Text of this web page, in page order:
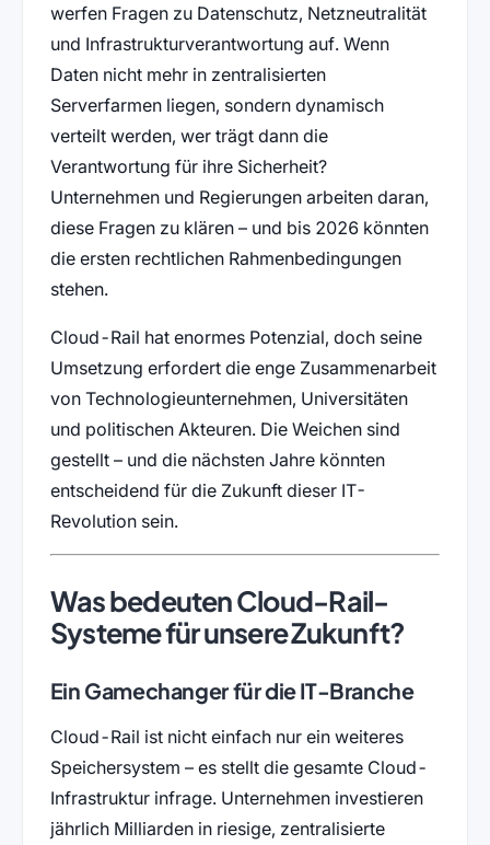
werfen Fragen zu Datenschutz, Netzneutralität
und Infrastrukturverantwortung auf. Wenn
Daten nicht mehr in zentralisierten
Serverfarmen liegen, sondern dynamisch
verteilt werden, wer trägt dann die
Verantwortung für ihre Sicherheit?
Unternehmen und Regierungen arbeiten daran,
diese Fragen zu klären – und bis 2026 könnten
die ersten rechtlichen Rahmenbedingungen
stehen.
Cloud-Rail hat enormes Potenzial, doch seine
Umsetzung erfordert die enge Zusammenarbeit
von Technologieunternehmen, Universitäten
und politischen Akteuren. Die Weichen sind
gestellt – und die nächsten Jahre könnten
entscheidend für die Zukunft dieser IT-
Revolution sein.
Was bedeuten Cloud-Rail-
Systeme für unsere Zukunft?
Ein Gamechanger für die IT-Branche
Cloud-Rail ist nicht einfach nur ein weiteres
Speichersystem – es stellt die gesamte Cloud-
Infrastruktur infrage. Unternehmen investieren
jährlich Milliarden in riesige, zentralisierte